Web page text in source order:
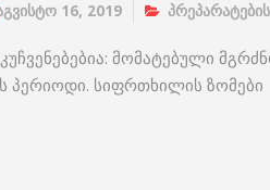
16, 2019
მომატებული
პერიოდი. სიფრთხილის ზომები